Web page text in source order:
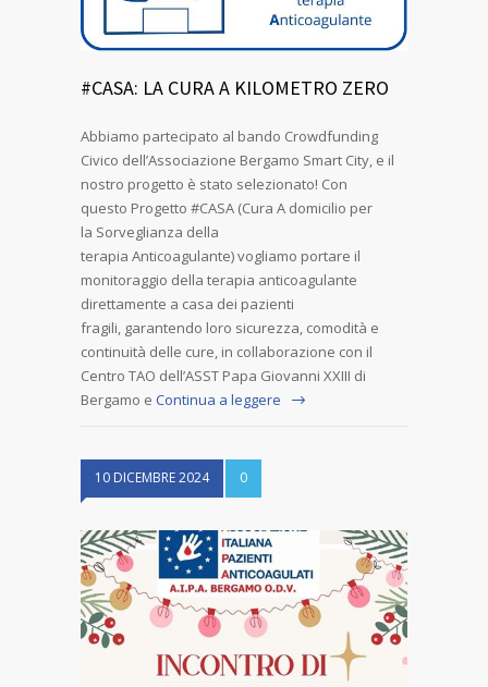
#CASA: LA CURA A KILOMETRO ZERO
Abbiamo partecipato al bando Crowdfunding
Civico dell’Associazione Bergamo Smart City, e il
nostro progetto è stato selezionato! Con
questo Progetto #CASA (Cura A domicilio per
la Sorveglianza della
terapia Anticoagulante) vogliamo portare il
monitoraggio della terapia anticoagulante
direttamente a casa dei pazienti
fragili, garantendo loro sicurezza, comodità e
continuità delle cure, in collaborazione con il
Centro TAO dell’ASST Papa Giovanni XXIII di
Bergamo e Continua a leggere
10 DICEMBRE 2024 0